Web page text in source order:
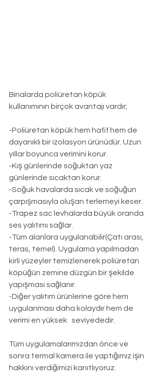
Binalarda poliüretan köpük
kullanımının birçok avantajı vardır;
-Poliüretan köpük hem hafif hem de
dayanıklı bir izolasyon ürünüdür. Uzun
yıllar boyunca verimini korur.
-Kış günlerinde soğuktan yaz
günlerinde sıcaktan korur.
-Soğuk havalarda sıcak ve soğuğun
çarpışmasıyla oluşan terlemeyi keser.
-Trapez sac levhalarda büyük oranda
ses yalıtımı sağlar.
-Tüm alanlara uygulanabilir(Çatı arası,
teras, temel). Uygulama yapılmadan
kirli yüzeyler temizlenerek poliüretan
köpüğün zemine düzgün bir şekilde
yapışması sağlanır.
-Diğer yalıtım ürünlerine göre hem
uygulanması daha kolaydır hem de
verimi en yüksek   seviyededir.
Tüm uygulamalarımızdan önce ve
sonra termal kamera ile yaptığımız işin
hakkını verdiğimizi kanıtlıyoruz.